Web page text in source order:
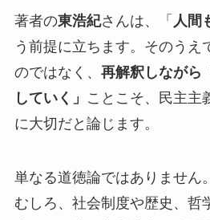
著者の東浩紀さんは、「 人間
う前提に立ちます。そのうえ
のではなく、 再解釈しながら
していく」 ことこそ、民主主
に大切だと論じます。
単なる道徳論ではありません。
むしろ、社会制度や歴史、哲